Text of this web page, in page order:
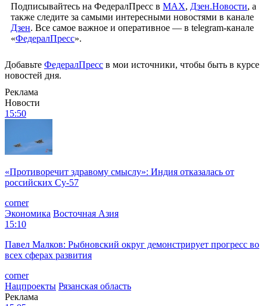
Подписывайтесь на ФедералПресс в МАХ, Дзен.Новости, а
также следите за самыми интересными новостями в канале
Дзен. Все самое важное и оперативное — в telegram-канале
«ФедералПресс».
Добавьте ФедералПресс в мои источники, чтобы быть в курсе
новостей дня.
Реклама
Новости
15:50
«Противоречит здравому смыслу»: Индия отказалась от
российских Су-57
corner
Экономика Восточная Азия
15:10
Павел Малков: Рыбновский округ демонстрирует прогресс во
всех сферах развития
corner
Нацпроекты Рязанская область
Реклама